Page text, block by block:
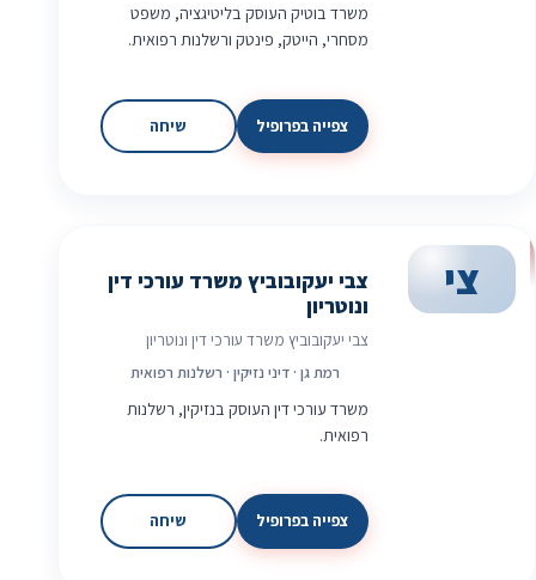
משרד בוטיק העוסק בליטיגציה, משפט
מסחרי, הייטק, פינטק ורשלנות רפואית.
צפייה בפרופיל שיחה
צי
צבי יעקובוביץ משרד עורכי דין
ונוטריון
צבי יעקובוביץ משרד עורכי דין ונוטריון
רמת גן · דיני נזיקין · רשלנות רפואית
משרד עורכי דין העוסק בנזיקין, רשלנות
רפואית.
צפייה בפרופיל שיחה